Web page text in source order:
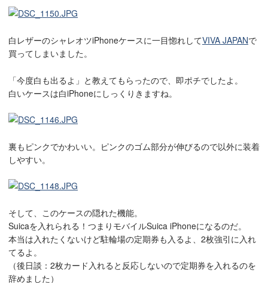
白レザーのシャレオツiPhoneケースに一目惚れしてVIVA JAPANで
買ってしまいました。
「今度白も出るよ」と教えてもらったので、即ポチでしたよ。
白いケースは白iPhoneにしっくりきますね。
裏もピンクでかわいい。ピンクのゴム部分が伸びるので以外に装着
しやすい。
そして、このケースの隠れた機能。
Suicaを入れられる！つまりモバイルSuica iPhoneになるのだ。
本当は入れたくないけど駐輪場の定期券も入るよ、2枚強引に入れ
てるよ。
（後日談：2枚カード入れると反応しないので定期券を入れるのを
辞めました）